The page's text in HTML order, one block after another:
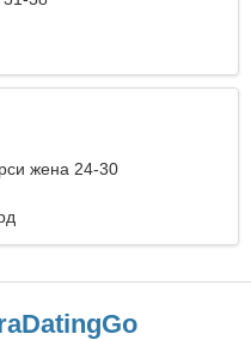
жена 24-30